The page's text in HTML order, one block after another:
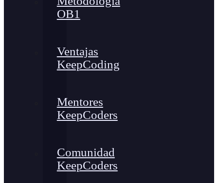
OB1
Ventajas
KeepCoding
Mentores
KeepCoders
Comunidad
KeepCoders